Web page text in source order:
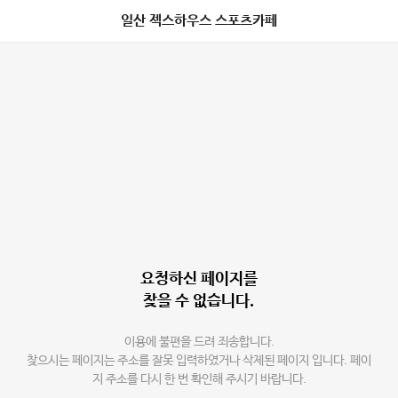
일산 젝스하우스 스포츠카페
요청하신 페이지를
찾을 수 없습니다.
이용에 불편을 드려 죄송합니다.
찾으시는 페이지는 주소를 잘못 입력하였거나 삭제된 페이지 입니다. 페이
지 주소를 다시 한 번 확인해 주시기 바랍니다.